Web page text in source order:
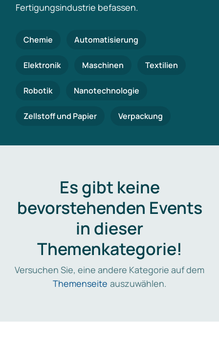
Fertigungsindustrie befassen.
Chemie Automatisierung
Elektronik Maschinen Textilien
Robotik Nanotechnologie
Zellstoff und Papier Verpackung
Es gibt keine
bevorstehenden Events
in dieser
Themenkategorie!
Versuchen Sie, eine andere Kategorie auf dem
Themenseite auszuwählen.